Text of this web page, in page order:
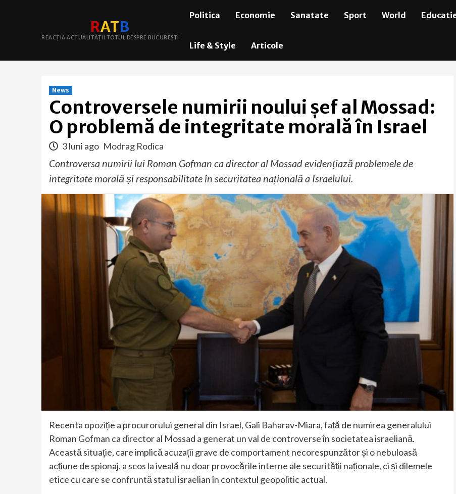
RATB
REACȚIA ACTUALITĂȚII TOTUL DESPRE BUCUREȘTI
Politica Economie Sanatate Sport World
Life & Style Articole
News
Controversele numirii noului șef al Mossad:
O problemă de integritate morală în Israel
3 luni ago Modrag Rodica
Controversa numirii lui Roman Gofman ca director al Mossad evidențiază problemele de
integritate morală și responsabilitate în securitatea națională a Israelului.
Recenta opoziție a procurorului general din Israel, Gali Baharav-Miara, față de numirea generalului
Roman Gofman ca director al Mossad a generat un val de controverse în societatea israeliană.
Această situație, care implică acuzații grave de comportament necorespunzător și o nebuloasă
acțiune de spionaj, a scos la iveală nu doar provocările interne ale securității naționale, ci și dilemele
etice cu care se confruntă statul israelian în contextul geopolitic actual.